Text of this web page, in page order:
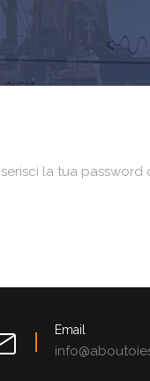
la tua password
Email